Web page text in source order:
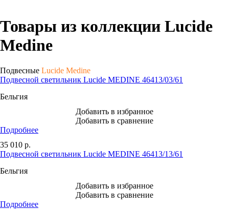
Товары из коллекции Lucide
Medine
Подвесные Lucide Medine
Подвесной светильник Lucide MEDINE 46413/03/61
Бельгия
Добавить в избранное
Добавить в сравнение
Подробнее
35 010 р.
Подвесной светильник Lucide MEDINE 46413/13/61
Бельгия
Добавить в избранное
Добавить в сравнение
Подробнее